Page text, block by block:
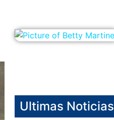
Ultimas Noticias